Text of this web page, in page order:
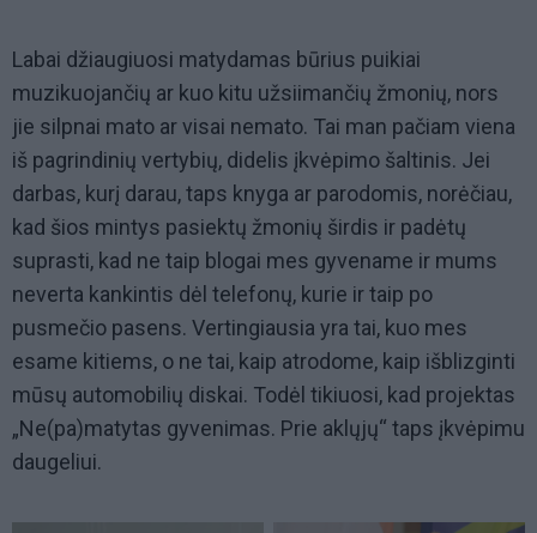
Labai džiaugiuosi matydamas būrius puikiai
muzikuojančių ar kuo kitu užsiimančių žmonių, nors
jie silpnai mato ar visai nemato. Tai man pačiam viena
iš pagrindinių vertybių, didelis įkvėpimo šaltinis. Jei
darbas, kurį darau, taps knyga ar parodomis, norėčiau,
kad šios mintys pasiektų žmonių širdis ir padėtų
suprasti, kad ne taip blogai mes gyvename ir mums
neverta kankintis dėl telefonų, kurie ir taip po
pusmečio pasens. Vertingiausia yra tai, kuo mes
esame kitiems, o ne tai, kaip atrodome, kaip išblizginti
mūsų automobilių diskai. Todėl tikiuosi, kad projektas
„Ne(pa)matytas gyvenimas. Prie aklųjų“ taps įkvėpimu
daugeliui.